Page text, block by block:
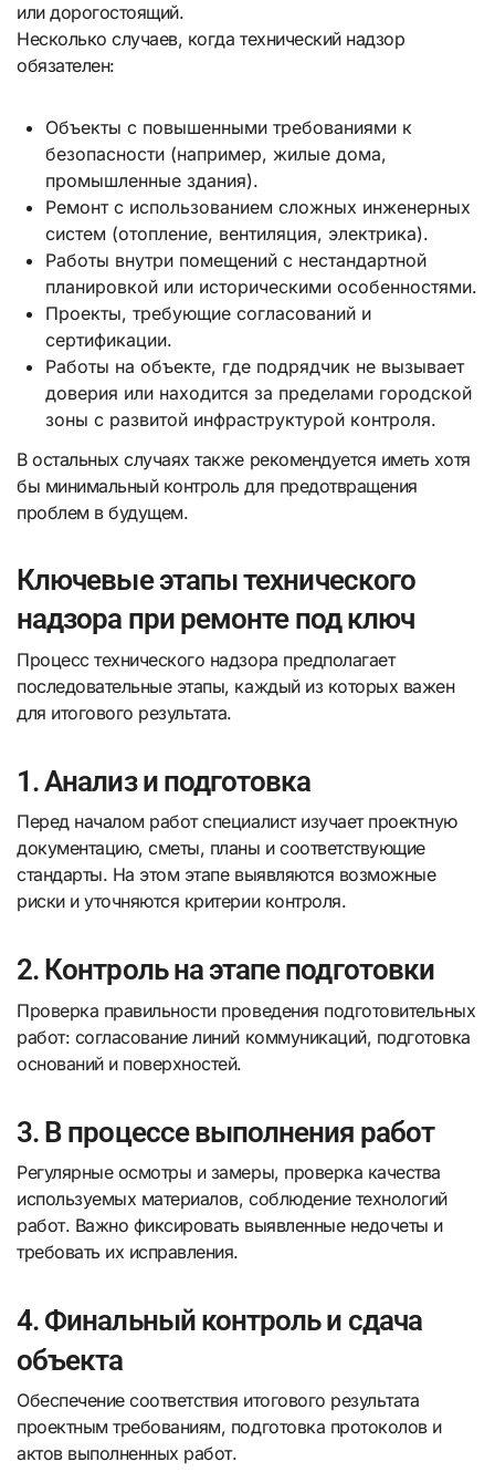
или дорогостоящий.
Несколько случаев, когда технический надзор
обязателен:
Объекты с повышенными требованиями к
безопасности (например, жилые дома,
промышленные здания).
Ремонт с использованием сложных инженерных
систем (отопление, вентиляция, электрика).
Работы внутри помещений с нестандартной
планировкой или историческими особенностями.
Проекты, требующие согласований и
сертификации.
Работы на объекте, где подрядчик не вызывает
доверия или находится за пределами городской
зоны с развитой инфраструктурой контроля.
В остальных случаях также рекомендуется иметь хотя
бы минимальный контроль для предотвращения
проблем в будущем.
Ключевые этапы технического
надзора при ремонте под ключ
Процесс технического надзора предполагает
последовательные этапы, каждый из которых важен
для итогового результата.
1. Анализ и подготовка
Перед началом работ специалист изучает проектную
документацию, сметы, планы и соответствующие
стандарты. На этом этапе выявляются возможные
риски и уточняются критерии контроля.
2. Контроль на этапе подготовки
Проверка правильности проведения подготовительных
работ: согласование линий коммуникаций, подготовка
оснований и поверхностей.
3. В процессе выполнения работ
Регулярные осмотры и замеры, проверка качества
используемых материалов, соблюдение технологий
работ. Важно фиксировать выявленные недочеты и
требовать их исправления.
4. Финальный контроль и сдача
объекта
Обеспечение соответствия итогового результата
проектным требованиям, подготовка протоколов и
актов выполненных работ.